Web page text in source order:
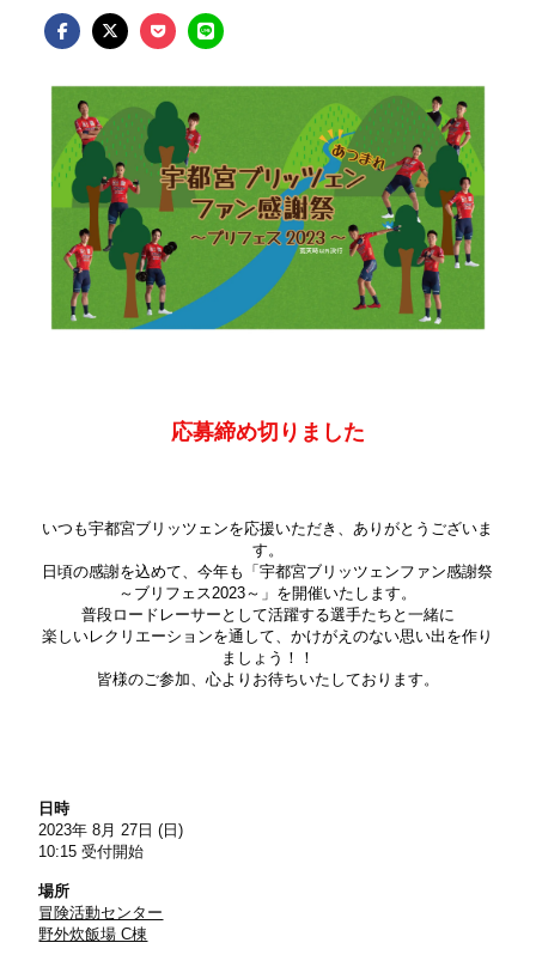
応募締め切りました
いつも宇都宮ブリッツェンを応援いただき、ありがとうございま
す。
日頃の感謝を込めて、今年も「宇都宮ブリッツェンファン感謝祭
～ ブリフェス2023～ 」を開催いたします。
普段ロードレーサーとして活躍する選手たちと一緒に
楽しいレクリエーションを通して、かけがえのない思い出を作り
ましょう！！
皆様のご参加、心よりお待ちいたしております。
日時
2023年 8月 27日 (日)
10:15 受付開始
場所
冒険活動センター
野外炊飯場 C棟